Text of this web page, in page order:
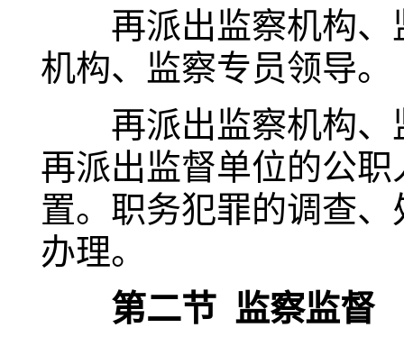
再派出监察机构、
机构、监察专员领导。
再派出监察机构、
再派出监督单位的公
置。职务犯罪的调查
办理。
第二节 监察监督